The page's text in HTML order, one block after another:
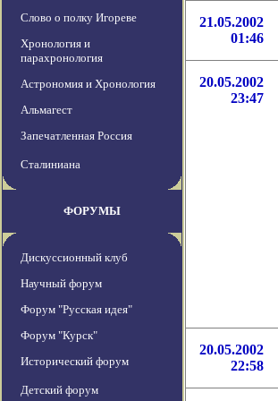
Слово о полку Игореве
Хронология и
парахронология
Астрономия и Хронология
Альмагест
Запечатленная Россия
Сталиниана
ФОРУМЫ
Дискуссионный клуб
Научный форум
Форум "Русская идея"
Форум "Курск"
Исторический форум
Детский форум
21.05.2002
01:46
20.05.2002
23:47
20.05.2002
22:58